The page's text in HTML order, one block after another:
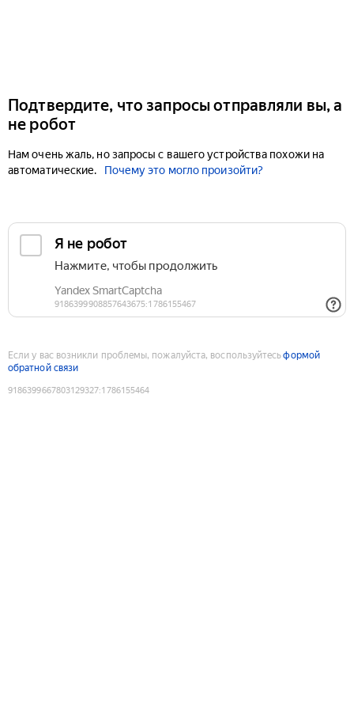
Подтвердите, что запросы отправляли вы, а
не робот
Нам очень жаль, но запросы с вашего устройства похожи на
автоматические.
Почему это могло произойти?
Если у вас возникли проблемы, пожалуйста, воспользуйтесьформой
обратной связи
9186399667803129327:1786155464